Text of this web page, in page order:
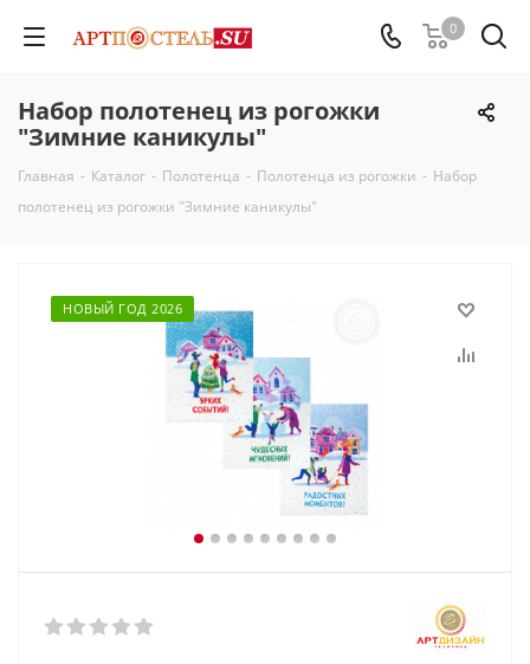
0
Набор полотенец из рогожки
"Зимние каникулы"
Главная - Каталог - Полотенца - Полотенца из рогожки - Набор
полотенец из рогожки "Зимние каникулы"
НОВЫЙ ГОД 2026